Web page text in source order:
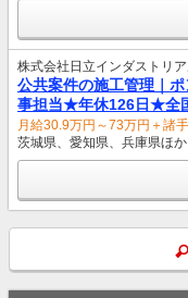
株式会社日立インダストリ
公共案件の施工管理｜
事担当★年休126日★全
月給30.9万円～73万円＋諸手
茨城県、愛知県、兵庫県ほか